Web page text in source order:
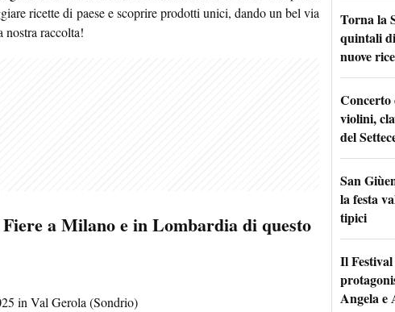
ricette di paese e scoprire prodotti unici, dando un bel via
nostra raccolta!
a Milano e in Lombardia di questo
in Val Gerola (Sondrio)
Torna la
quintali
nuove
Concerto
violini,
del
San
la festa
tipici
Il
Angela e